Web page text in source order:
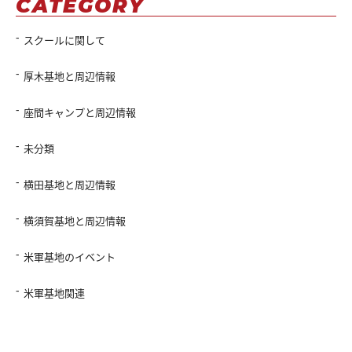
CATEGORY
スクールに関して
厚木基地と周辺情報
座間キャンプと周辺情報
未分類
横田基地と周辺情報
横須賀基地と周辺情報
米軍基地のイベント
米軍基地関連